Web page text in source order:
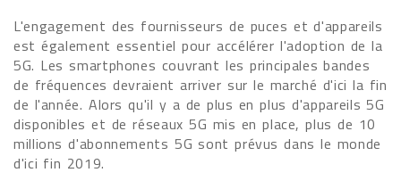
L'engagement des fournisseurs de puces et d'appareils
est également essentiel pour accélérer l'adoption de la
5G. Les smartphones couvrant les principales bandes
de fréquences devraient arriver sur le marché d'ici la fin
de l'année. Alors qu'il y a de plus en plus d'appareils 5G
disponibles et de réseaux 5G mis en place, plus de 10
millions d'abonnements 5G sont prévus dans le monde
d'ici fin 2019.